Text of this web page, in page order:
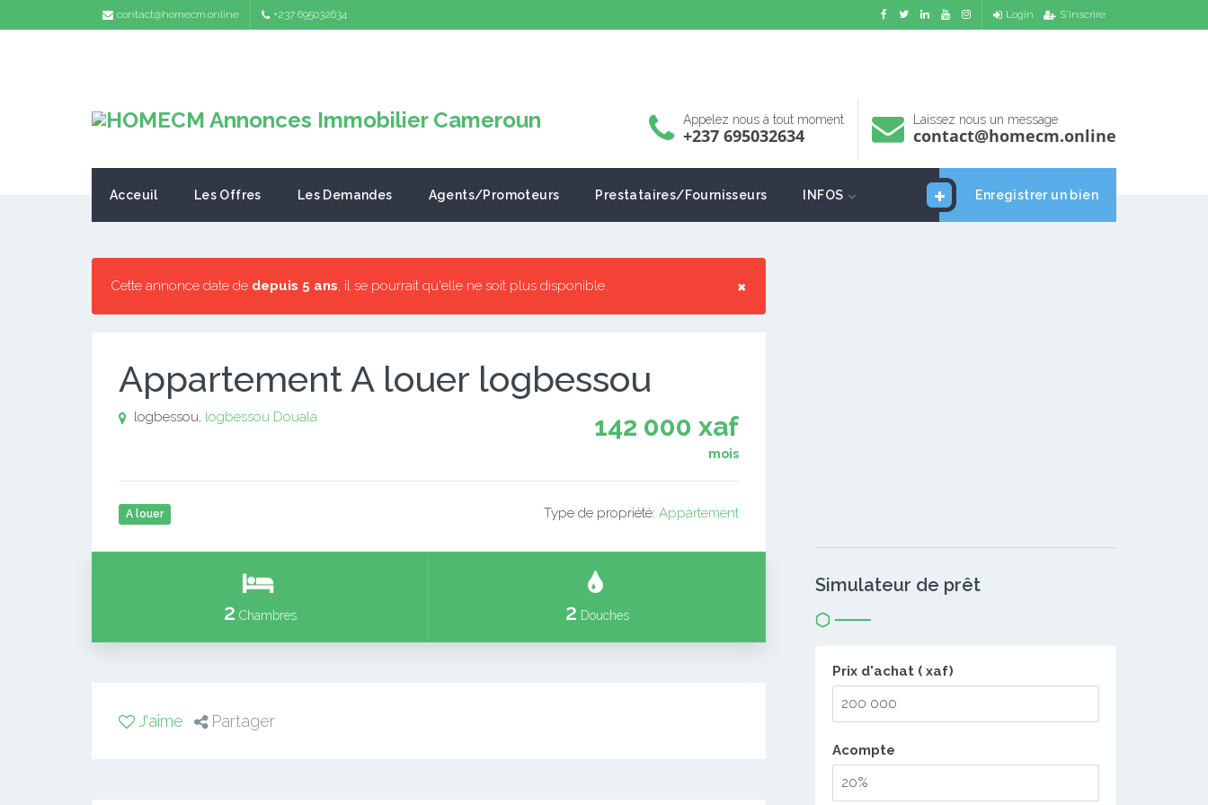
contact@homecm.online +237 695032634 Login S'inscrire
Appelez nous à tout moment
+237 695032634
Laissez nous un message
contact@homecm.online
Enregistrer un bien
Acceuil Les Offres Les Demandes Agents/Promoteurs Prestataires/Fournisseurs INFOS
×
Cette annonce date de depuis 5 ans, il se pourrait qu'elle ne soit plus disponible.
Appartement A louer logbessou
142 000 xaf
mois
logbessou, logbessou Douala
A louer Type de propriété: Appartement
2 Chambres 2 Douches
J'aime Partager
Simulateur de prêt
Prix d'achat ( xaf)
Acompte